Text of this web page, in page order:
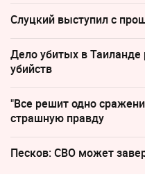
Слуцкий выступил с
Дело убитых в Таиланде
убийств
"Все решит одно
страшную правду
Песков: СВО может